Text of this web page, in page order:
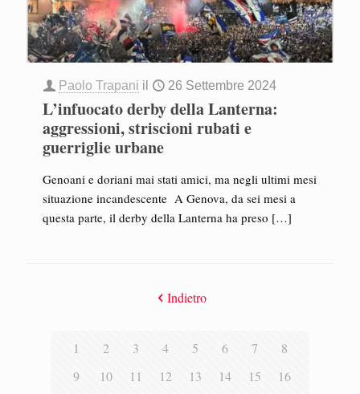
Paolo Trapani il 26 Settembre 2024
L’infuocato derby della Lanterna:
aggressioni, striscioni rubati e
guerriglie urbane
Genoani e doriani mai stati amici, ma negli ultimi mesi
situazione incandescente A Genova, da sei mesi a
questa parte, il derby della Lanterna ha preso […]
Indietro
1 2 3 4 5 6 7
8
9
10 11 12 13 14 15
16